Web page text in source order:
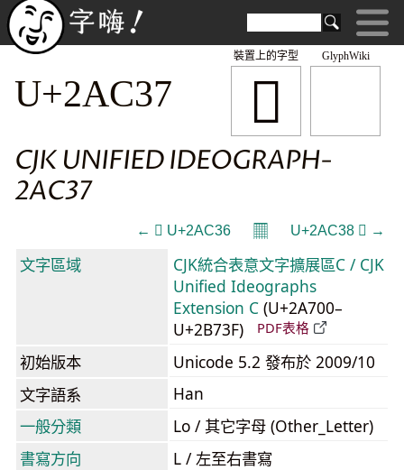
GlyphWiki
𪰷
裝置上的字型
U+2AC37
CJK UNIFIED IDEOGRAPH-
2AC37
← 𪰶 U+2AC36 𝄜 U+2AC38 𪰸 →
文字區域
CJK統合表意文字擴展區C / CJK
Unified Ideographs
Extension C (U+2A700–
U+2B73F)
PDF表格
初始版本
Unicode 5.2 發布於 2009/10
文字語系
Han
一般分類
Lo / 其它字母 (Other_Letter)
書寫方向
L / 左至右書寫